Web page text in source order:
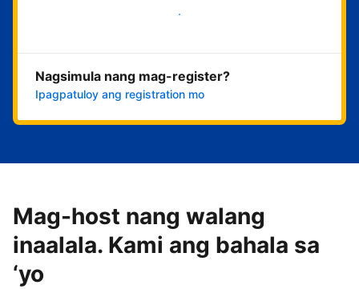
Magsimula na
Nagsimula nang mag-register?
Ipagpatuloy ang registration mo
Mag-host nang walang
inaalala. Kami ang bahala sa
‘yo